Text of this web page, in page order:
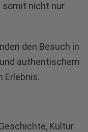
somit nicht nur
den Besuch in
authentischem
Erlebnis.
Kultur